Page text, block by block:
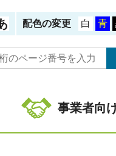
配色の変更
事業者向